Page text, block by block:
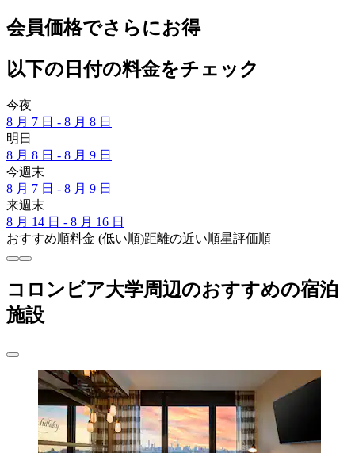
会員価格でさらにお得
以下の日付の料金をチェック
今夜
8 月 7 日 - 8 月 8 日
明日
8 月 8 日 - 8 月 9 日
今週末
8 月 7 日 - 8 月 9 日
来週末
8 月 14 日 - 8 月 16 日
おすすめ順料金 (低い順)距離の近い順星評価順
コロンビア大学周辺のおすすめの宿泊
施設